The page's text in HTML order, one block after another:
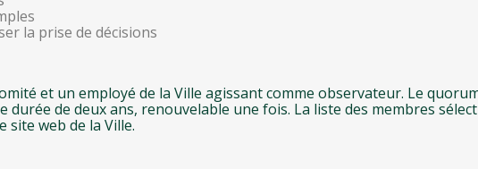
la prise de décisions
et un employé de la Ville agissant comme observateur. Le
durée de deux ans, renouvelable une fois. La liste des membres
web de la Ville.